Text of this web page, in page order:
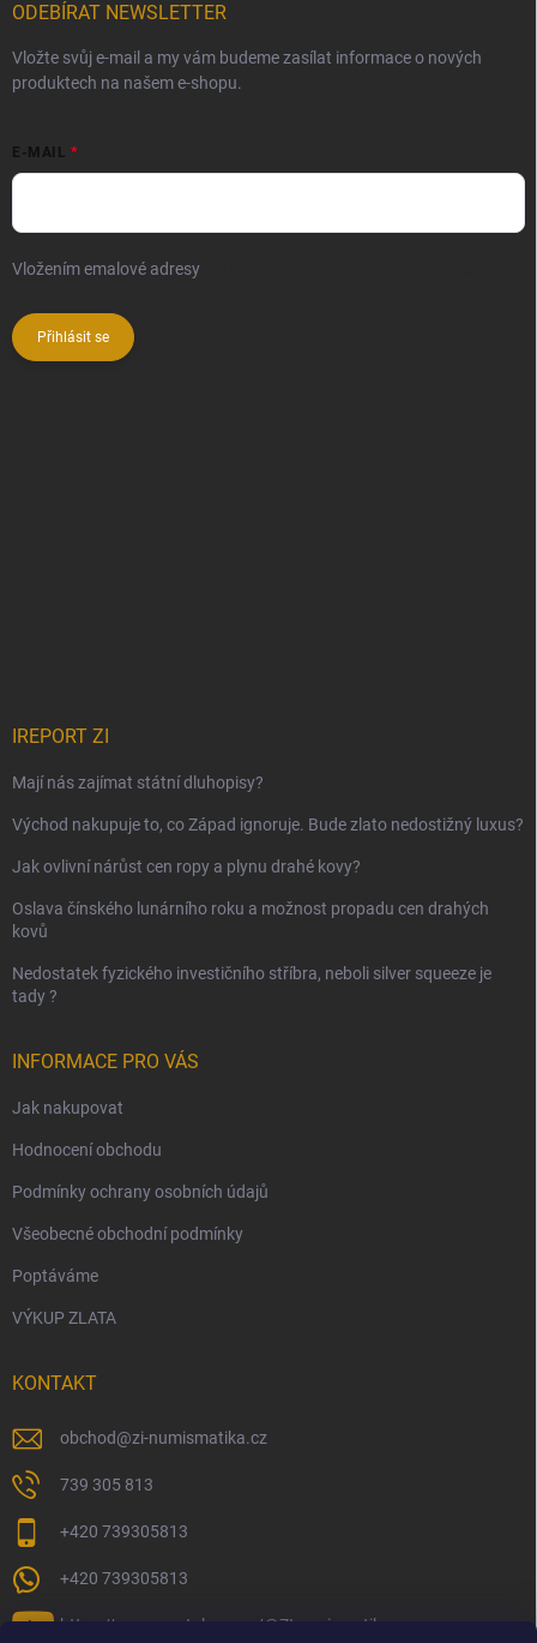
ODEBÍRAT NEWSLETTER
Vložte svůj e-mail a my vám budeme zasílat informace o nových
produktech na našem e-shopu.
E-MAIL
Vložením emalové adresy
Přihlásit se
IREPORT ZI
Mají nás zajímat státní dluhopisy?
Východ nakupuje to, co Západ ignoruje. Bude zlato nedostižný luxus?
Jak ovlivní nárůst cen ropy a plynu drahé kovy?
Oslava čínského lunárního roku a možnost propadu cen drahých
kovů
Nedostatek fyzického investičního stříbra, neboli silver squeeze je
tady ?
INFORMACE PRO VÁS
Jak nakupovat
Hodnocení obchodu
Podmínky ochrany osobních údajů
Všeobecné obchodní podmínky
Poptáváme
VÝKUP ZLATA
KONTAKT
obchod@zi-numismatika.cz
739 305 813
+420 739305813
+420 739305813
https://www.youtube.com/@ZInumismatika